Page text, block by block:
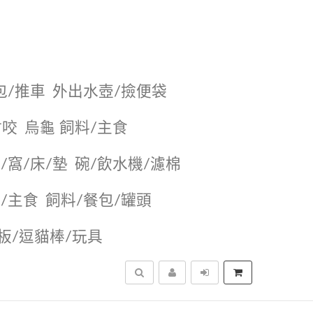
/推車 外出水壺/撿便袋
烏龜 飼料/主食
窩/床/墊 碗/飲水機/濾棉
主食 飼料/餐包/罐頭
/逗貓棒/玩具
搜尋